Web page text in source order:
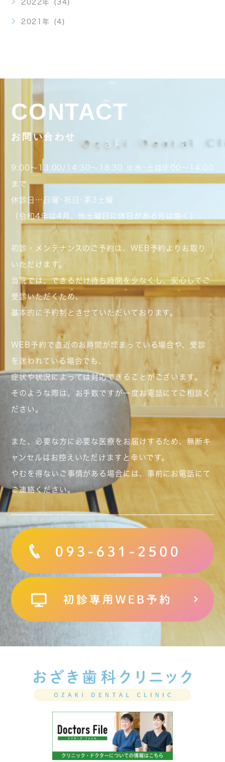
2022年 (34)
2021年 (4)
CONTACT
お問い合わせ
9:00～13:00/14:30～18:30 ※水･土は9:00～14:00
まで
休診日…日曜･祝日･第3土曜
（令和4年は4月、他土曜日に休日がある月は除く）
初診・メンテナンスのご予約は、WEB予約よりお取り
いただけます。
当院では、できるだけ待ち時間を少なくし、安心してご
受診いただくため、
基本的に予約制とさせていただいております。
WEB予約で直近のお時間が埋まっている場合や、受診
を迷われている場合でも、
症状や状況によっては対応できることがございます。
そのような際は、お手数ですが一度お電話にてご相談く
ださい。
また、必要な方に必要な医療をお届けするため、無断キ
ャンセルはお控えいただけますと幸いです。
やむを得ないご事情がある場合には、事前にお電話にて
ご連絡ください。